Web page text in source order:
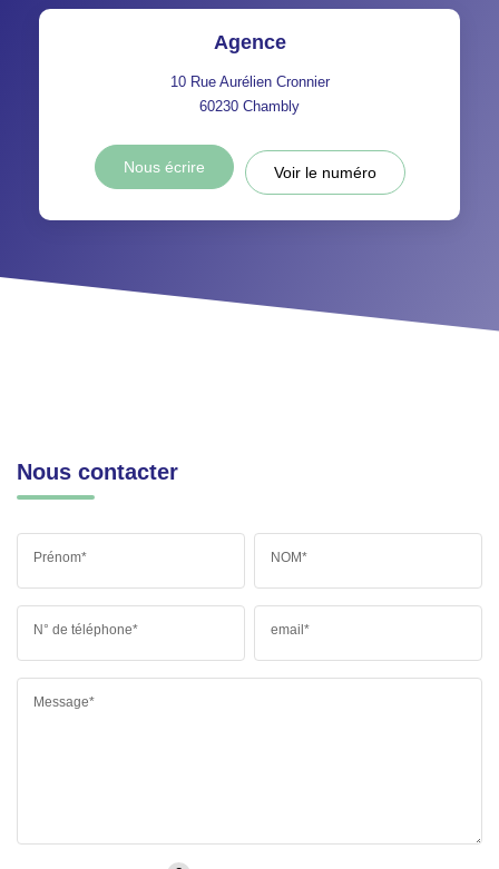
Agence
10 Rue Aurélien Cronnier
60230 Chambly
Nous écrire Voir le numéro
Nous contacter
Prénom* NOM*
N° de téléphone* email*
Message*